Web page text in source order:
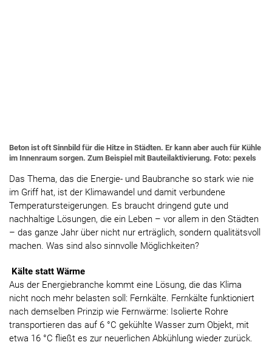
Beton ist oft Sinnbild für die Hitze in Städten. Er kann aber auch für Kühle
im Innenraum sorgen. Zum Beispiel mit Bauteilaktivierung. Foto: pexels
Das Thema, das die Energie- und Baubranche so stark wie nie
im Griff hat, ist der Klimawandel und damit verbundene
Temperatursteigerungen. Es braucht dringend gute und
nachhaltige Lösungen, die ein Leben – vor allem in den Städten
– das ganze Jahr über nicht nur erträglich, sondern qualitätsvoll
machen. Was sind also sinnvolle Möglichkeiten?
Kälte statt Wärme
Aus der Energiebranche kommt eine Lösung, die das Klima
nicht noch mehr belasten soll: Fernkälte. Fernkälte funktioniert
nach demselben Prinzip wie Fernwärme: Isolierte Rohre
transportieren das auf 6 °C gekühlte Wasser zum Objekt, mit
etwa 16 °C fließt es zur neuerlichen Abkühlung wieder zurück.